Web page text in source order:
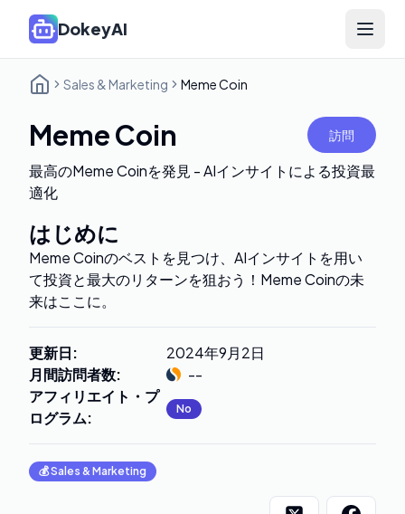
DokeyAI Open
Sales & Marketing Meme Coin
Meme Coin 訪問
最高のMeme Coinを発見 - AIインサイトによる投資最
適化
はじめに
Meme Coinのベストを見つけ、AIインサイトを用い
て投資と最大のリターンを狙おう！Meme Coinの未
来はここに。
更新日:
2024年9月2日
月間訪問者数:
--
アフィリエイト・プ
ログラム: No
💰Sales & Marketing